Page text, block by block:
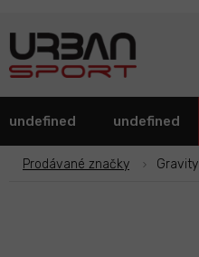
undefined undefined
Prodávané značky Gravity